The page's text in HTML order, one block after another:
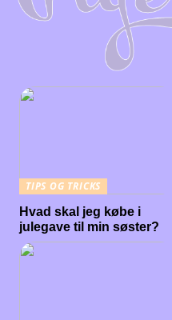
TIPS OG TRICKS
Hvad skal jeg købe i
julegave til min søster?